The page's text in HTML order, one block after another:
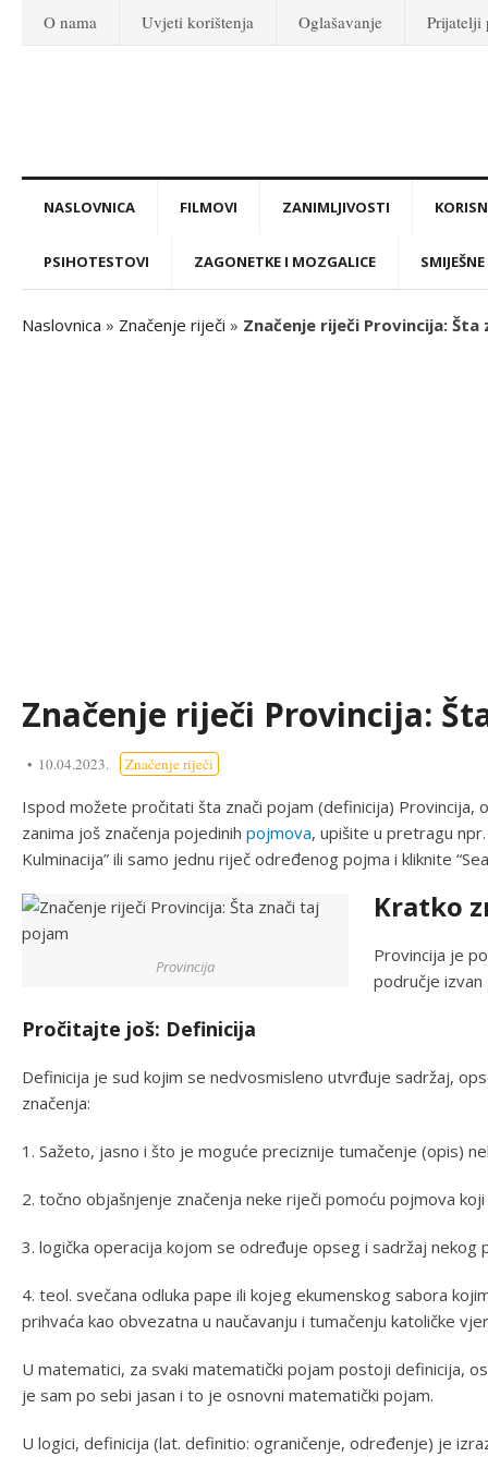
O nama Uvjeti korištenja Oglašavanje Prijatelji
NASLOVNICA FILMOVI ZANIMLJIVOSTI
PSIHOTESTOVI ZAGONETKE I MOZGALICE
Naslovnica » Značenje riječi » Značenje riječi Provincija:
Značenje riječi Provincija:
10.04.2023. Značenje riječi
Ispod možete pročitati šta znači pojam (definicija) Provincija,
zanima još značenja pojedinih pojmova, upišite u pretragu npr.
Kulminacija” ili samo jednu riječ određenog pojma i kliknite
Provincija
Kratko
Provincija je
područje izvan
Pročitajte još: Definicija
Definicija je sud kojim se nedvosmisleno utvrđuje sadržaj,
značenja:
1. Sažeto, jasno i što je moguće preciznije tumačenje (opis)
2. točno objašnjenje značenja neke riječi pomoću pojmova
3. logička operacija kojom se određuje opseg i sadržaj nekog
4. teol. svečana odluka pape ili kojeg ekumenskog sabora
prihvaća kao obvezatna u naučavanju i tumačenju katoličke
U matematici, za svaki matematički pojam postoji definicija,
je sam po sebi jasan i to je osnovni matematički pojam.
U logici, definicija (lat. definitio: ograničenje, određenje) je